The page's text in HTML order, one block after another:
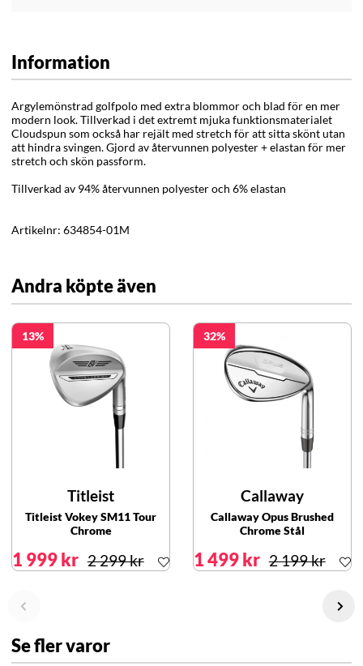
Information
Argylemönstrad golfpolo med extra blommor och blad för en mer
modern look. Tillverkad i det extremt mjuka funktionsmaterialet
Cloudspun som också har rejält med stretch för att sitta skönt utan
att hindra svingen. Gjord av återvunnen polyester + elastan för mer
stretch och skön passform.
Tillverkad av 94% återvunnen polyester och 6% elastan
Artikelnr: 634854-01M
Andra köpte även
13
Titleist
Titleist Vokey SM11 Tour
Chrome
1 999 kr 2 299 kr
32
Callaway
Callaway Opus Brushed
Chrome Stål
1 499 kr 2 199 kr
Se fler varor